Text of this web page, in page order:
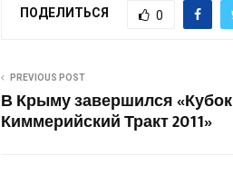
ПОДЕЛИТЬСЯ 0
PREVIOUS POST
В Крыму завершился «Кубок
Киммерийский Тракт 2011»